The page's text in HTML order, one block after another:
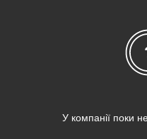
У компанії поки